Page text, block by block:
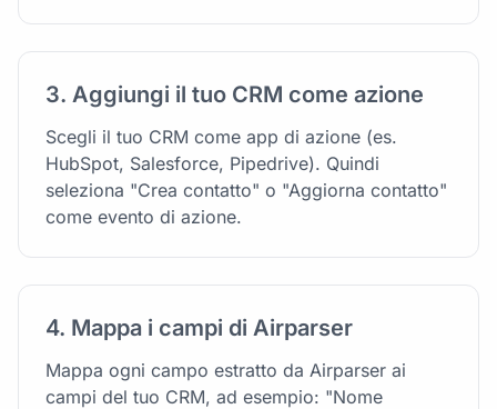
3. Aggiungi il tuo CRM come azione
Scegli il tuo CRM come app di azione (es.
HubSpot, Salesforce, Pipedrive). Quindi
seleziona "Crea contatto" o "Aggiorna contatto"
come evento di azione.
4. Mappa i campi di Airparser
Mappa ogni campo estratto da Airparser ai
campi del tuo CRM, ad esempio: "Nome